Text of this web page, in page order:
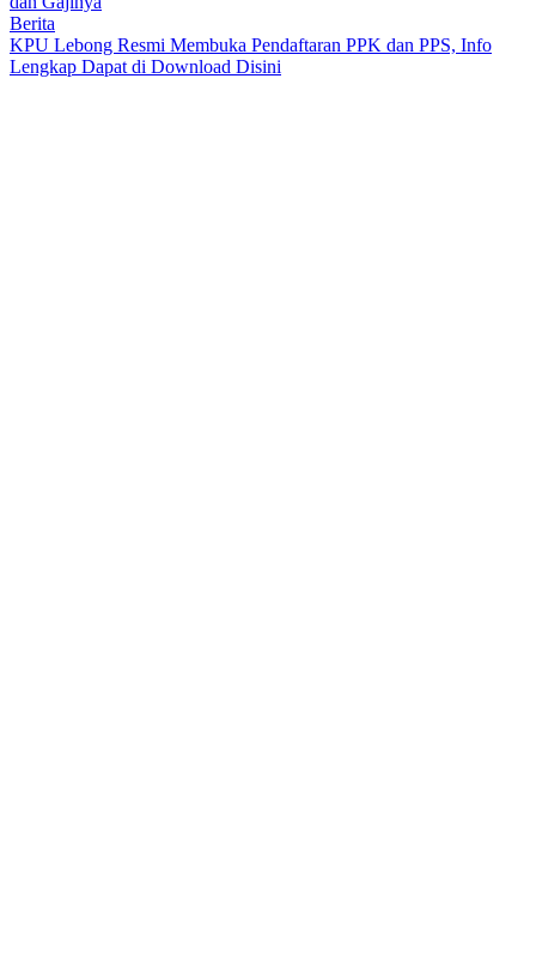
Berita
KPU Lebong Resmi Membuka Pendaftaran PPK dan PPS, Info
Lengkap Dapat di Download Disini